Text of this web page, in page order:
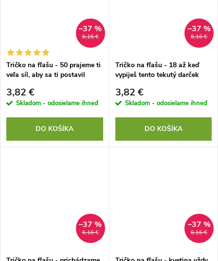
6,16 €
–37 %
Tričko na fľašu - 50 prajeme ti
veľa síl, aby sa ti postavil
3,82 €
Skladom - odosielame ihneď
DO KOŠÍKA
6,16 €
–37 %
Tričko na fľašu - 18 až keď
vypiješ tento tekutý darček
3,82 €
Skladom - odosielame ihneď
DO KOŠÍKA
6,16 €
–37 %
6,16 €
–37 %